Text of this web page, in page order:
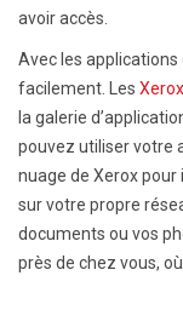
avoir accès.
Avec les applications
facilement. Les
la galerie
pouvez utiliser votre
nuage de Xerox
sur votre propre
documents ou vos
près de chez vous,